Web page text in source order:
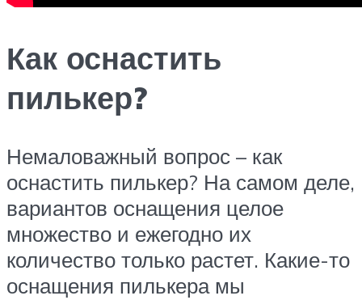
Как оснастить
пилькер?
Немаловажный вопрос – как
оснастить пилькер? На самом деле,
вариантов оснащения целое
множество и ежегодно их
количество только растет. Какие-то
оснащения пилькера мы